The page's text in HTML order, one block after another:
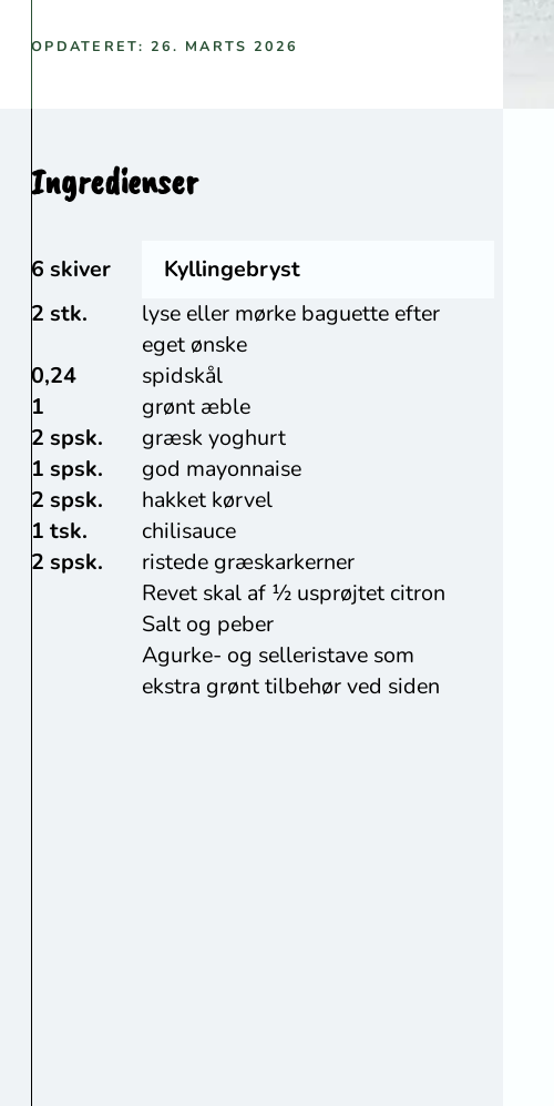
OPDATERET: 26. MARTS 2026
Ingredienser
6 skiver
Kyllingebryst
2 stk.
lyse eller mørke baguette efter
eget ønske
0,24
spidskål
1
grønt æble
2 spsk.
græsk yoghurt
1 spsk.
god mayonnaise
2 spsk.
hakket kørvel
1 tsk.
chilisauce
2 spsk.
ristede græskarkerner
Revet skal af ½ usprøjtet citron
Salt og peber
Agurke- og selleristave som
ekstra grønt tilbehør ved siden